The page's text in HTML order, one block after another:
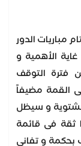
مباريات الدور
فى غاية الأهمية و
فترة التوقف
القمة مضيفاً
و سيظل
ثقة فى قائمة
بحكمة و تفانى